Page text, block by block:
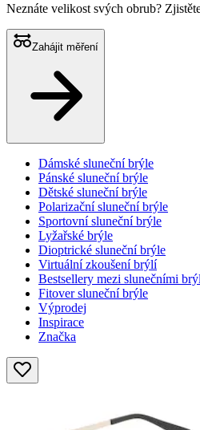
Neznáte velikost svých obrub?
Zahájit měření
Dámské sluneční brýle
Pánské sluneční brýle
Dětské sluneční brýle
Polarizační sluneční brýle
Sportovní sluneční brýle
Lyžařské brýle
Dioptrické sluneční brýle
Virtuální zkoušení brýlí
Bestsellery mezi slunečními
Fitover sluneční brýle
Výprodej
Inspirace
Značka